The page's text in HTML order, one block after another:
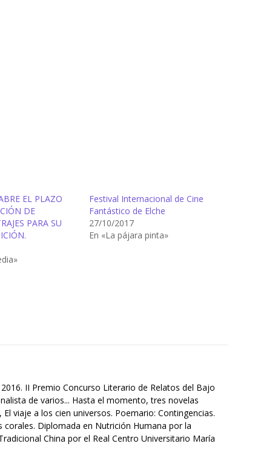
EL PLAZO
DE
PARA SU
Festival Internacional de Cine
Fantástico de Elche
27/10/2017
En «La pájara pinta»
II Premio Concurso Literario de Relatos del Bajo
de varios... Hasta el momento, tres novelas
viaje a los cien universos. Poemario: Contingencias.
Diplomada en Nutrición Humana por la
China por el Real Centro Universitario María